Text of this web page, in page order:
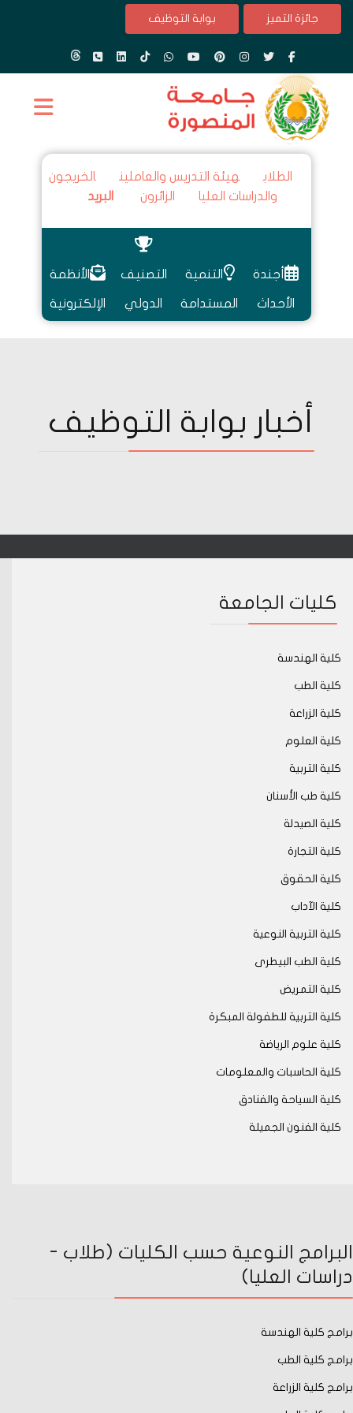
جائزة التميز بوابة التوظيف
الطلاب هيئة التدريس والعاملين
الخريجون
والدراسات العليا
الزائرون البريد
أجندة
الأحداث
التنمية
المستدامة
التصنيف
الدولي
الأنظمة
الإلكترونية
أخبار بوابة التوظيف
كليات الجامعة
كلية الهندسة
كلية الطب
كلية الزراعة
كلية العلوم
كلية التربية
كلية طب الأسنان
كلية الصيدلة
كلية التجارة
كلية الحقوق
كلية الآداب
كلية التربية النوعية
كلية الطب البيطرى
كلية التمريض
كلية التربية للطفولة المبكرة
كلية علوم الرياضة
كلية الحاسبات والمعلومات
كلية السياحة والفنادق
كلية الفنون الجميلة
البرامج النوعية حسب الكليات (طلاب -
دراسات العليا)
برامج كلية الهندسة
برامج كلية الطب
برامج كلية الزراعة